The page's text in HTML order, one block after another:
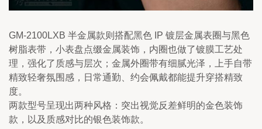
GM-2100LXB 半金属款则搭配黑色 IP 镀层金属表圈与黑色
树脂表带，小表盘点缀金属装饰，内圈也做了镀膜工艺处
理，强化了质感与层次；金属外圈带有细腻光泽，上手自带
精致轻奢氛围感，日常通勤、约会佩戴都能提升穿搭精致
度。
两款型号呈现出两种风格：突出视觉反差鲜明的金色装饰
款，以及质感对比的银色装饰款。